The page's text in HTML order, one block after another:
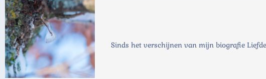
Sinds het verschijnen van mijn biografie